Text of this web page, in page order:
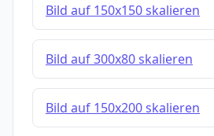
Bild auf 150x150 skalieren
Bild auf 300x80 skalieren
Bild auf 150x200 skalieren